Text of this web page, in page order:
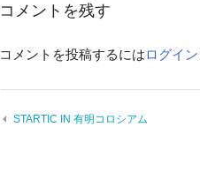
コメントを残す
コメントを投稿するにはログイン
STARTIC IN 有明コロシアム